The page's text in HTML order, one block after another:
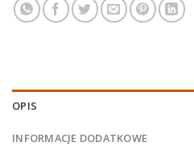
OPIS
INFORMACJE DODATKOWE